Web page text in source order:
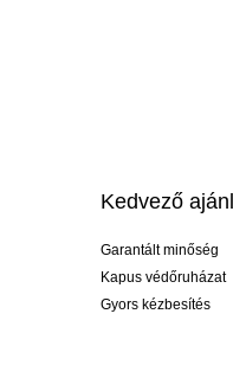
Kedvező
Garantált minőség
Kapus védőruházat
Gyors kézbesítés